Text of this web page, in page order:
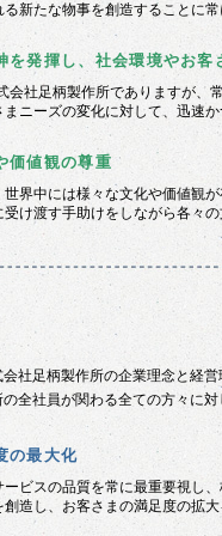
る新たな物事を創造することに
を発揮し、社会環境やお
会社足柄製作所でありますが、
ニーズの変化に対して、迅速
価値観の尊重
世界中には様々な文化や価値観
受け渡す手助けをしながら各々
社足柄製作所の企業理念と経
全社員が関わる全ての方々に
の最大化
ビスの品質を常に最重要視し
造し、お客さまの満足度の拡